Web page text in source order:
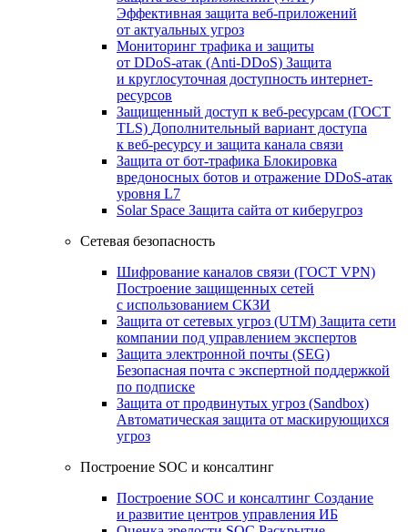
Эффективная защита веб-приложений
от актуальных угроз
Мониторинг трафика и защиты
от DDoS‑атак (Anti‑DDoS) Защита
и круглосуточная доступность интернет-
ресурсов
Защищенный доступ к веб-ресурсам (ГОСТ
TLS) Дополнительный вариант доступа
к веб‑ресурсу и защита канала связи
Защита от бот‑трафика Блокировка
вредоносных ботов и отражение DDoS‑атак
уровня L7
Solar Space Защита сайта от киберугроз
Сетевая безопасность
Шифрование каналов связи (ГОСТ VPN)
Построение защищенных сетей
с использованием СКЗИ
Защита от сетевых угроз (UTM) Защита сети
компании под управлением экспертов
Защита электронной почты (SEG)
Безопасная почта с экспертной поддержкой
по подписке
Защита от продвинутых угроз (Sandbox)
Автоматическая защита от маскирующихся
угроз
Построение SOC и консалтинг
Построение SOC и консалтинг Создание
и развитие центров управления ИБ